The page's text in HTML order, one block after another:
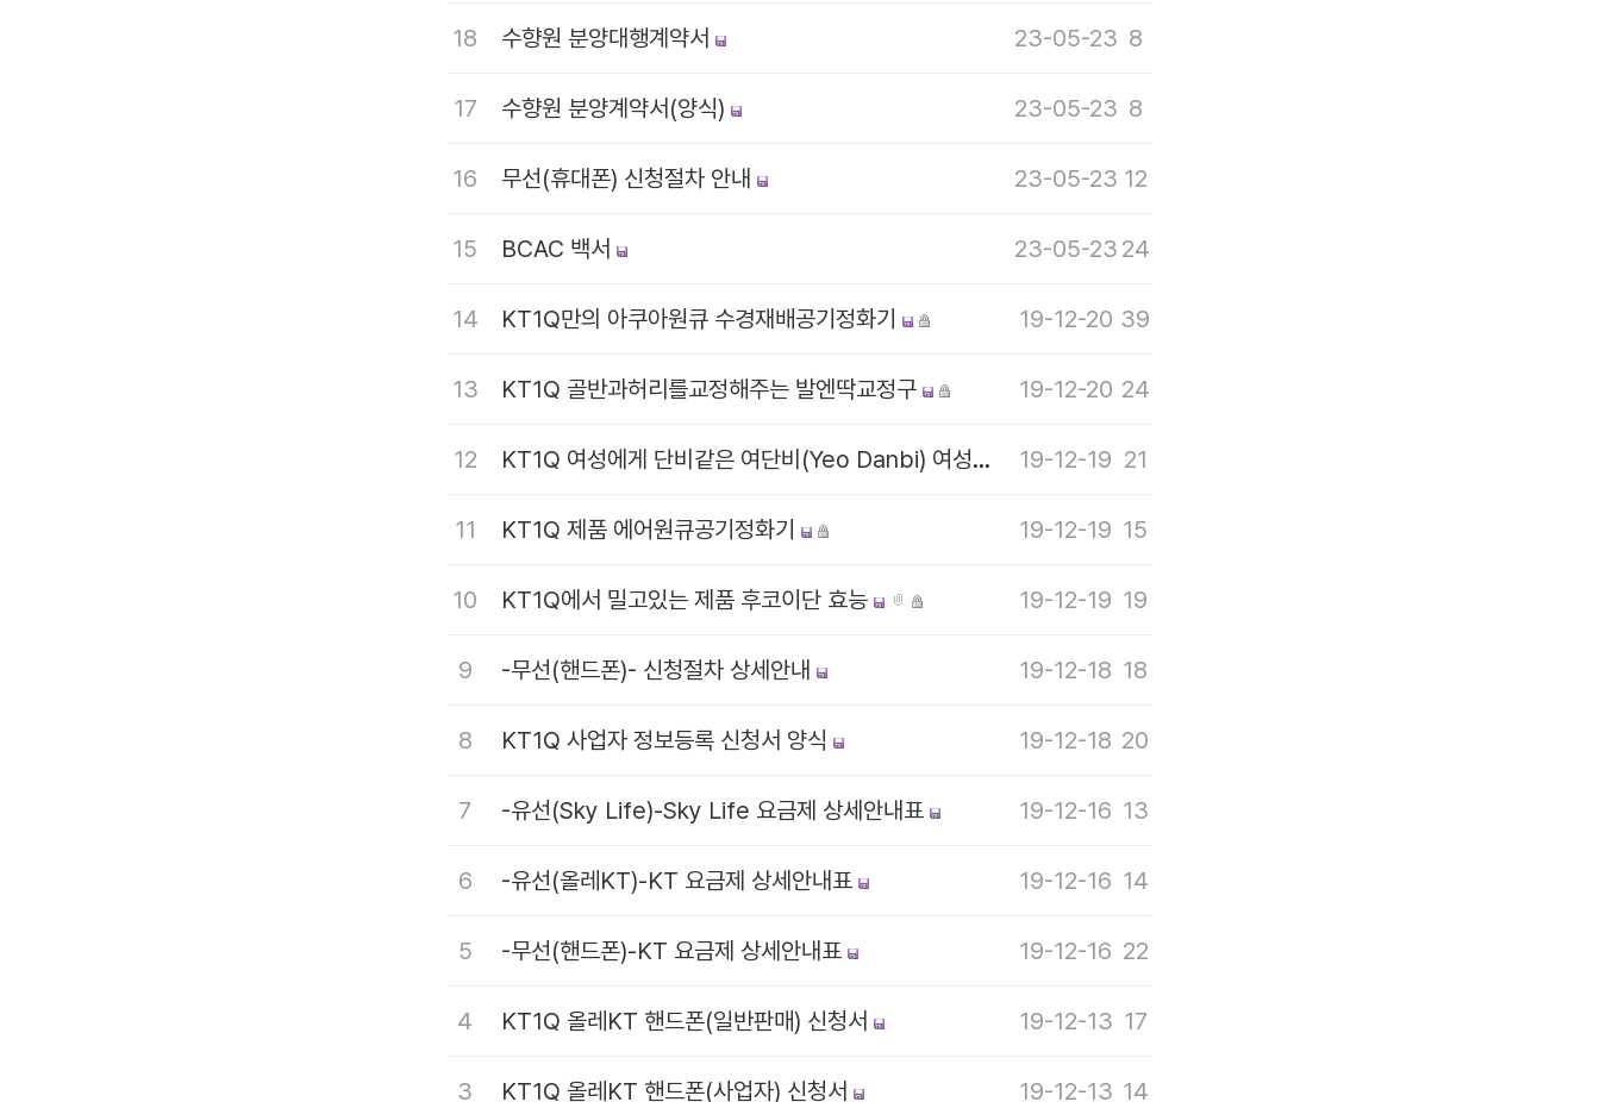
18 수향원 분양대행계약서 23-05-23 8
17 수향원 분양계약서(양식) 23-05-23 8
16 무선(휴대폰) 신청절차 안내 23-05-23 12
15 BCAC 백서 23-05-23 24
14 KT1Q만의 아쿠아원큐 수경재배공기정화기 19-12-20 39
13 KT1Q 골반과허리를교정해주는 발엔딱교정구 19-12-20 24
12 KT1Q 여성에게 단비같은 여단비(Yeo Danbi) 여성청결제 19-12-19 21
11 KT1Q 제품 에어원큐공기정화기 19-12-19 15
10 KT1Q에서 밀고있는 제품 후코이단 효능 19-12-19 19
9 -무선(핸드폰)- 신청절차 상세안내 19-12-18 18
8 KT1Q 사업자 정보등록 신청서 양식 19-12-18 20
7 -유선(Sky Life)-Sky Life 요금제 상세안내표 19-12-16 13
6 -유선(올레KT)-KT 요금제 상세안내표 19-12-16 14
5 -무선(핸드폰)-KT 요금제 상세안내표 19-12-16 22
4 KT1Q 올레KT 핸드폰(일반판매) 신청서 19-12-13 17
3 KT1Q 올레KT 핸드폰(사업자) 신청서 19-12-13 14